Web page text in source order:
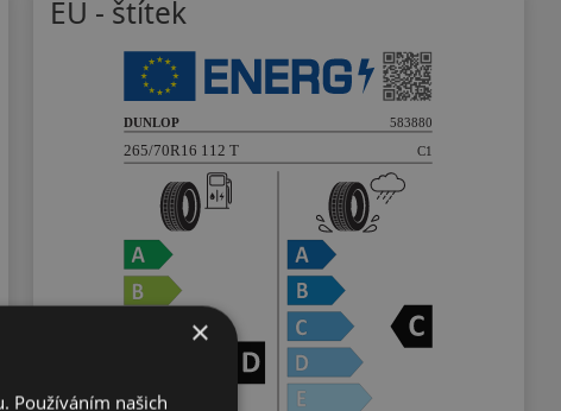
EU - štítek
×
Používáním našich